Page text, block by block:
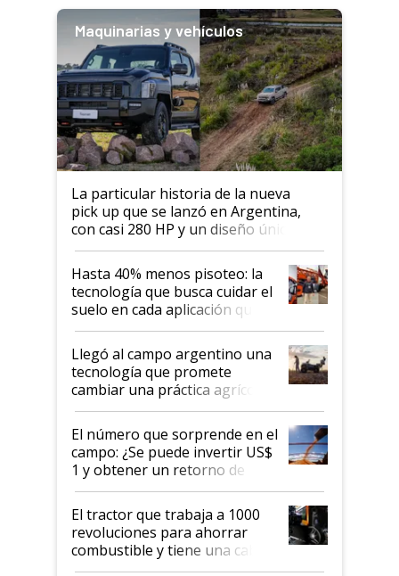
Maquinarias y vehículos
La particular historia de la nueva
pick up que se lanzó en Argentina,
con casi 280 HP y un diseño único: a
cuánto se vende
Hasta 40% menos pisoteo: la
tecnología que busca cuidar el
suelo en cada aplicación que
llevó Jacto al Congreso
Aapresid 2026
Llegó al campo argentino una
tecnología que promete
cambiar una práctica agrícola
clave: ¿Y si analizar el suelo
fuera tan simple como apretar
un botón?
El número que sorprende en el
campo: ¿Se puede invertir US$
1 y obtener un retorno de
hasta US$ 10 en agricultura?
El tractor que trabaja a 1000
revoluciones para ahorrar
combustible y tiene una cabina
que parece una computadora: